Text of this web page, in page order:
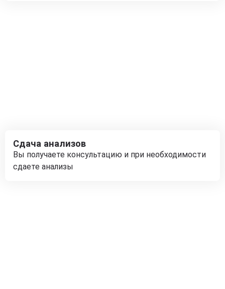
Сдача анализов
Вы получаете консультацию и при необходимости
сдаете анализы